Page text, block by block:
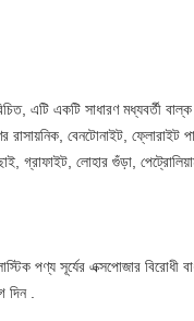
এটি একটি সাধারণ মধ্যবর্তী
বেনটোনাইট, ফ্লোরাইট
গ্রাফাইট, লোহার গুঁড়া,
পণ্য সূর্যের এক্সপোজার বিরোধী
দিন .